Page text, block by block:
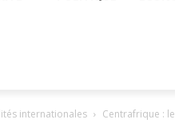
internationales Centrafrique :